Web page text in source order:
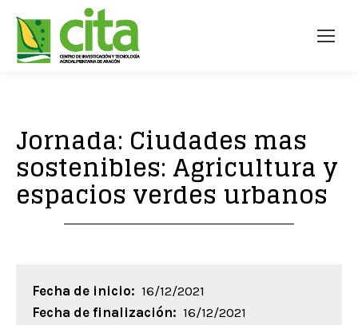
Jornada: Ciudades mas
sostenibles: Agricultura y
espacios verdes urbanos
Fecha de inicio: 16/12/2021
Fecha de finalización: 16/12/2021